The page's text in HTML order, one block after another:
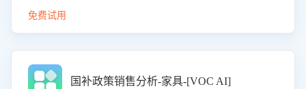
免费试用
国补政策销售分析-家具-[VOC AI]